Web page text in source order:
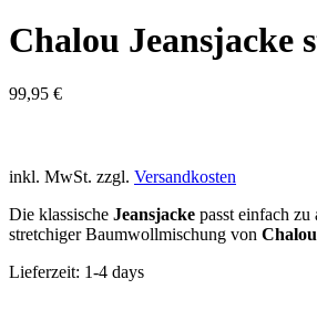
Chalou Jeansjacke
99,95 €
inkl. MwSt. zzgl. Versandkosten
Die klassische Jeansjacke passt einfach zu
stretchiger Baumwollmischung von Chalou
Lieferzeit: 1-4 days